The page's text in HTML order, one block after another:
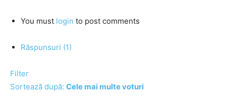
You must login to post comments
Răspunsuri (1)
Filter
Sortează după: Cele mai multe voturi